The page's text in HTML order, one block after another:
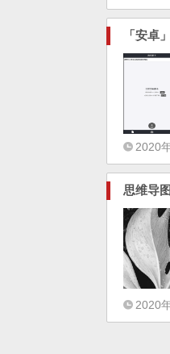
「安卓
2020
思维导
2020